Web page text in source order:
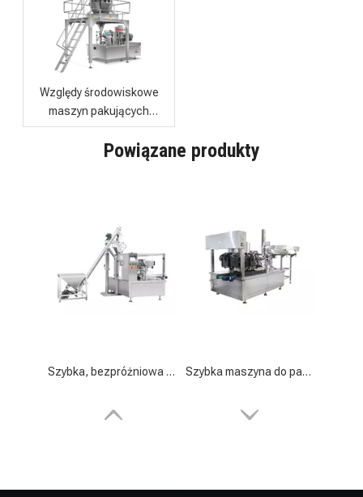
Względy środowiskowe
maszyn pakujących
żywność
Powiązane produkty
Szybka, bezpróżniowa maszyna do pakowania proszku, zapewniająca wydajne napełnianie proszkiem Szybka maszyna do pakowania próżniowego z podawaniem worków zapewniająca optymalną wydajność produkcji